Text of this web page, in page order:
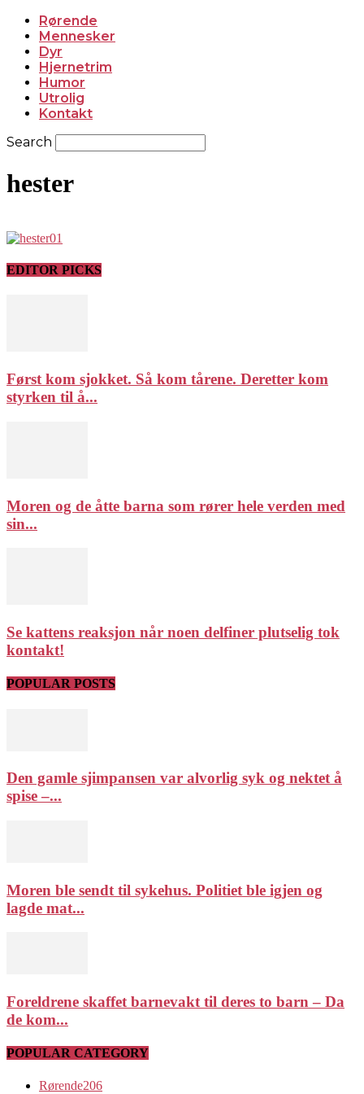
Rørende
Mennesker
Dyr
Hjernetrim
Humor
Utrolig
Kontakt
Search
hester
EDITOR PICKS
Først kom sjokket. Så kom tårene. Deretter kom
styrken til å...
Moren og de åtte barna som rører hele verden med
sin...
Se kattens reaksjon når noen delfiner plutselig tok
kontakt!
POPULAR POSTS
Den gamle sjimpansen var alvorlig syk og nektet å
spise –...
Moren ble sendt til sykehus. Politiet ble igjen og
lagde mat...
Foreldrene skaffet barnevakt til deres to barn – Da
de kom...
POPULAR CATEGORY
Rørende206